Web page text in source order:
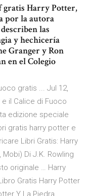
gratis Harry Potter,
por la autora
las
y hechicería
Granger y Ron
en el Colegio
gratis ... Jul 12,
e il Calice di Fuoco
edizione speciale
gratis harry potter e
Libri Gratis: Harry
Di J.K. Rowling
originale … Harry
Gratis Harry Potter